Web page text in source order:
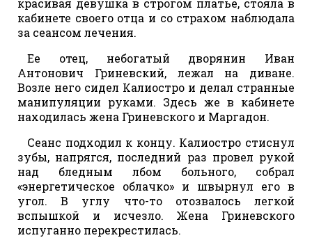
кабинете своего отца и со страхом наблюдала
за сеансом лечения.
Ее отец, небогатый дворянин Иван
Антонович Гриневский, лежал на диване.
Возле него сидел Калиостро и делал странные
манипуляции руками. Здесь же в кабинете
находилась жена Гриневского и Маргадон.
Сеанс подходил к концу. Калиостро стиснул
зубы, напрягся, последний раз провел рукой
над бледным лбом больного, собрал
«энергетическое облачко» и швырнул его в
угол. В углу что-то отозвалось легкой
вспышкой и исчезло. Жена Гриневского
испуганно перекрестилась.